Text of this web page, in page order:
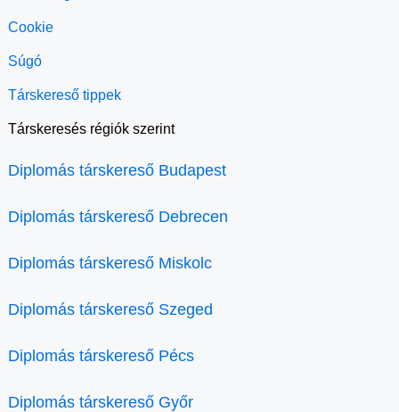
Cookie
Súgó
Társkereső tippek
Társkeresés régiók szerint
Diplomás társkereső Budapest
Diplomás társkereső Debrecen
Diplomás társkereső Miskolc
Diplomás társkereső Szeged
Diplomás társkereső Pécs
Diplomás társkereső Győr